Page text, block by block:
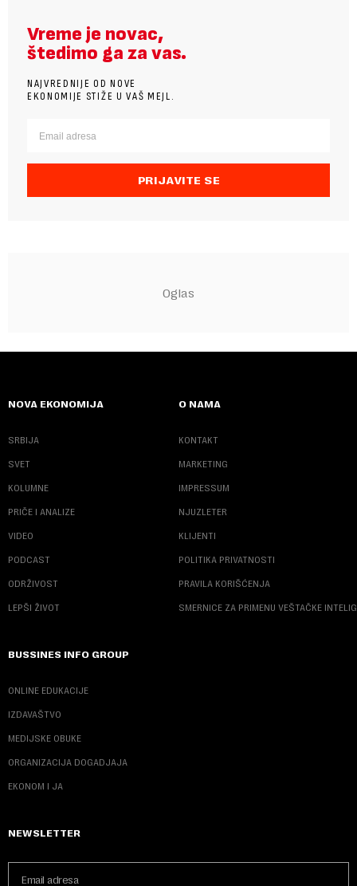
Vreme je novac,
štedimo ga za vas.
NAJVREDNIJE OD NOVE
EKONOMIJE STIŽE U VAŠ MEJL.
PRIJAVITE SE
NOVA EKONOMIJA
SRBIJA
SVET
KOLUMNE
PRIČE I ANALIZE
VIDEO
PODCAST
ODRŽIVOST
LEPŠI ŽIVOT
O NAMA
KONTAKT
MARKETING
IMPRESSUM
NJUZLETER
KLIJENTI
POLITIKA PRIVATNOSTI
PRAVILA KORIŠĆENJA
SMERNICE ZA PRIMENU VEŠTAČKE
BUSSINES INFO GROUP
ONLINE EDUKACIJE
IZDAVAŠTVO
MEDIJSKE OBUKE
ORGANIZACIJA DOGADJAJA
EKONOM I JA
NEWSLETTER